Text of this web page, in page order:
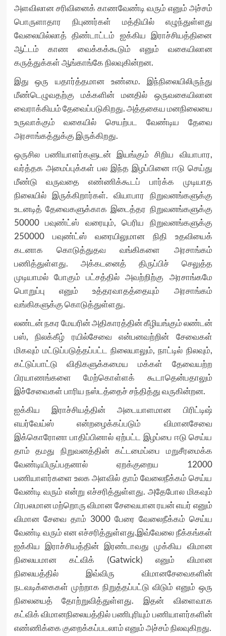
அளவிலான சரிவினைக் காணவேண்டி வரும் எனும் அச்சம்
பொருளாதார நிபுணர்கள் மத்தியில் எழுந்துள்ளது
வேலையில்லாத் திண்டாட்டம் ஐக்கிய இராச்சியத்தினை
ஆட்டம் காண வைக்கக்கூடும் எனும் வகையிலான
கருத்துக்கள் ஆங்காங்கே நிலவுகின்றன.
இது ஒரு யதார்த்தமான உண்மை. இந்நிலையிலிருந்து
மீண்டெழுவதற்கு மக்களின் மனதில் ஒருவகையிலான
வைராக்கியம் தேவைப்படுகிறது. அத்தகைய மனநிலையை
உருவாக்கும் வகையில் செயற்பட வேண்டிய தேவை
அரசாங்கத்துக்கு இருக்கிறது.
ஒருசில பணியாளர்களுடன் இயங்கும் சிறிய வியாபார,
வர்த்தக அமைப்புக்கள் பல இந்த இழப்பினை ஈடு செய்து
மீண்டு வருவதை எண்ணிக்கூடப் பார்க்க முடியாத
நிலையில் இருக்கிறார்கள். வியாபார நிறுவனங்களுக்கு
உடனடித் தேவைகளுக்காக இடைத்தர நிறுவனங்களுக்கு
50000 பவுண்ட்ஸ் வரையும், பெரிய நிறுவனங்களுக்கு
250000 பவுண்ட்ஸ் வரையிலுமான நிதி உதவியைக்
கடனாக கொடுத்துதவ வங்கிகளை அரசாங்கம்
பணித்துள்ளது. அக்கடனைத் திருப்பிச் செலுத்த
முடியாமல் போகும் பட்சத்தில் அவற்றிற்கு அரசாங்கமே
பொறுப்பு எனும் உத்தரவாதத்தையும் அரசாங்கம்
வங்கிகளுக்கு கொடுத்துள்ளது.
லண்டன் நகர மேயரின் அதிகாரத்தின் கீழியங்கும் லண்டன்
பஸ், நிலக்கீழ் ரயில்சேவை என்பனவற்றின் சேவைகள்
மிகவும் மட்டுப்படுத்தப்பட்ட நிலையாலும், நாட்டில் நிலவும்,
கட்டுப்பாட்டு விதிகளுக்கமைய மக்கள் தேவையற்ற
பிரயாணங்களை மேற்கொள்ளக் கூடாதென்பதாலும்
இச்சேவைகள் பாரிய நஸ்டத்தைச் சந்தித்து வருகின்றன.
ஐக்கிய இராச்சியத்தின் அடையாளமான பிரிட்டிஷ்
எயர்வேய்ஸ் என்றழைக்கப்படும் விமானசேவை
இக்கொரோனா பாதிப்பினால் ஏற்பட்ட இழப்பை ஈடு செய்ய
தாம் தமது நிறுவனத்தின் கட்டமைப்பை மறுசீரமைக்க
வேண்டியிருப்பதனால் ஏறக்குறைய 12000
பணியாளர்களை உலக அளவில் தாம் வேலைநீக்கம் செய்ய
வேண்டி வரும் என்று எச்சரித்துள்ளது. அதேபோல மிகவும்
பிரபலமான மற்றொரு விமான சேவையான ரயன் எயர் எனும்
விமான சேவை தாம் 3000 பேரை வேலைநீக்கம் செய்ய
வேண்டி வரும் என எச்சரித்துள்ளது.இவ்வேலை நீக்கங்கள்
ஐக்கிய இராச்சியத்தின் இரண்டாவது முக்கிய விமான
நிலையமான கட்விக் (Gatwick) எனும் விமான
நிலையத்தில் இவ்விரு விமானசேவைகளின்
நடவடிக்கைகள் முற்றாக நிறுத்தப்பட்டு விடும் எனும் ஒரு
நிலையைத் தோற்றுவித்துள்ளது. இதன் விளைவாக
கட்விக் விமானநிலையத்தில் பணிபுரியும் பணியாளர்களின்
எண்ணிக்கை குறைக்கப்படலாம் எனும் அச்சம் நிலவுகிறது.